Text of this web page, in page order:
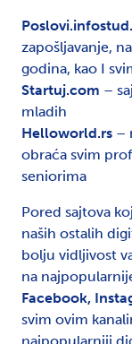
zapošljavanje,
godina, kao I
Startuj.com –
mladih
Helloworld.rs –
obraća svim
seniorima
Pored sajtova
naših ostalih
bolju vidljivost
na
Facebook,
svim ovim